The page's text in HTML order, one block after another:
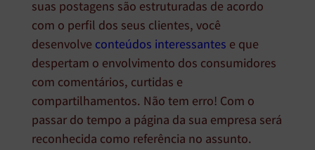
suas postagens são estruturadas de acordo
com o perfil dos seus clientes, você
desenvolve conteúdos interessantes e que
despertam o envolvimento dos consumidores
com comentários, curtidas e
compartilhamentos. Não tem erro! Com o
passar do tempo a página da sua empresa será
reconhecida como referência no assunto.